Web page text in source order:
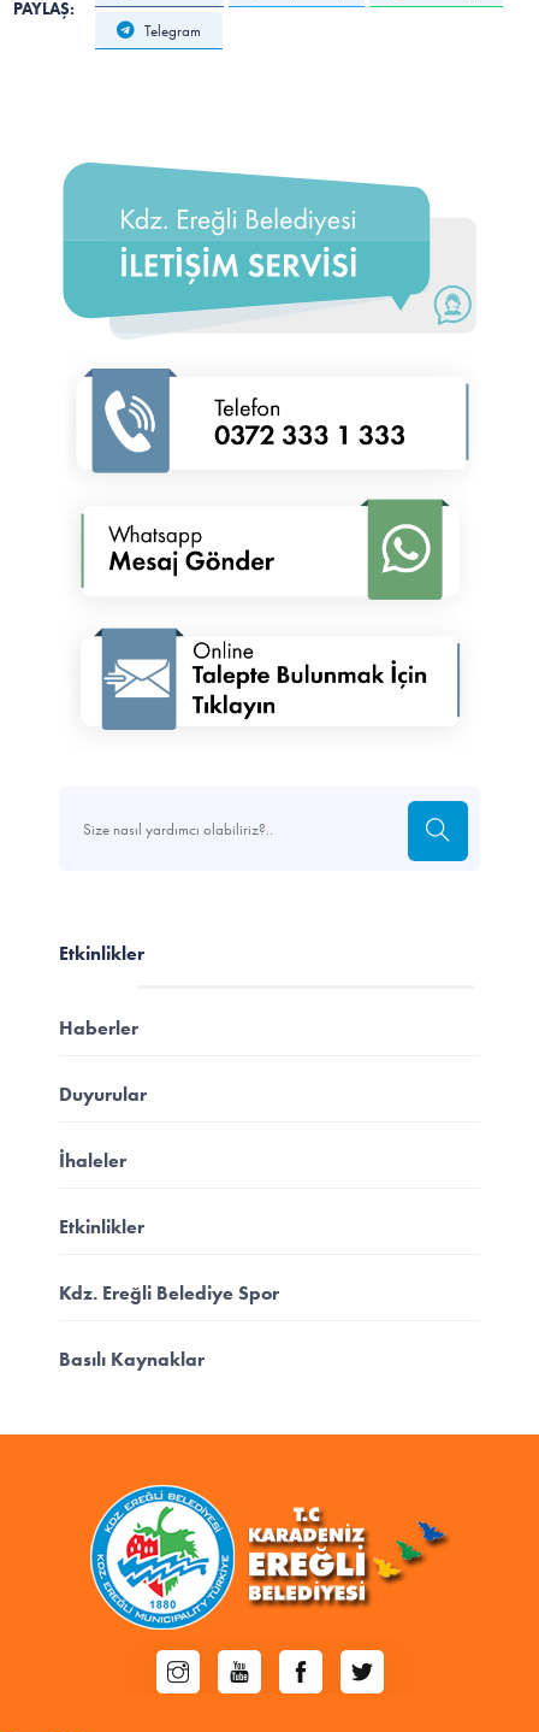
PAYLAŞ:
Telegram
Etkinlikler
Haberler
Duyurular
İhaleler
Etkinlikler
Kdz. Ereğli Belediye Spor
Basılı Kaynaklar